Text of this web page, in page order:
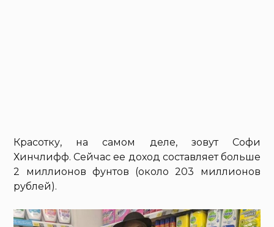
Красотку, на самом деле, зовут Софи
Хинчлифф. Сейчас ее доход составляет больше
2 миллионов фунтов (около 203 миллионов
рублей).